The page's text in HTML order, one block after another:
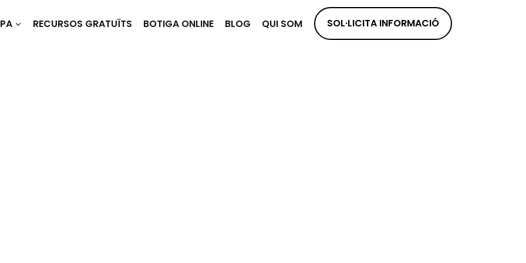
RECURSOS GRATUÏTS BOTIGA ONLINE BLOG QUI SOM SOL·LICITA INFORMACIÓ